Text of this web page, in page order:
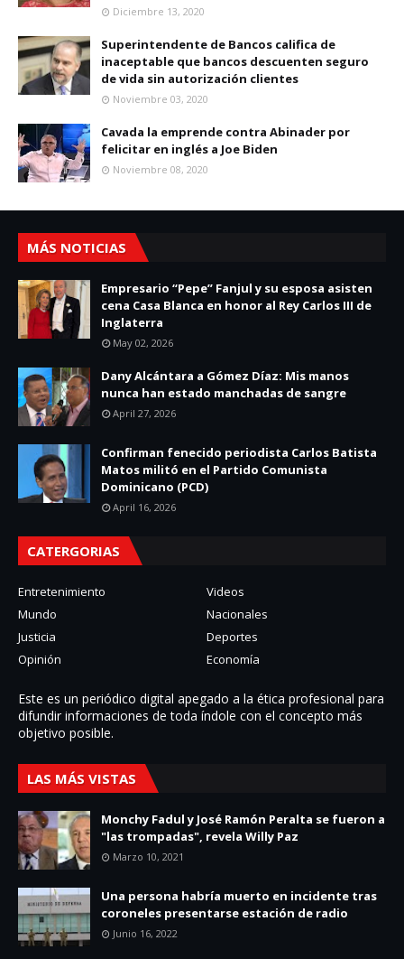
Diciembre 13, 2020
Superintendente de Bancos califica de
inaceptable que bancos descuenten seguro
de vida sin autorización clientes
Noviembre 03, 2020
Cavada la emprende contra Abinader por
felicitar en inglés a Joe Biden
Noviembre 08, 2020
MÁS NOTICIAS
Empresario “Pepe” Fanjul y su esposa asisten
cena Casa Blanca en honor al Rey Carlos III de
Inglaterra
May 02, 2026
Dany Alcántara a Gómez Díaz: Mis manos
nunca han estado manchadas de sangre
April 27, 2026
Confirman fenecido periodista Carlos Batista
Matos militó en el Partido Comunista
Dominicano (PCD)
April 16, 2026
CATERGORIAS
Entretenimiento
Videos
Mundo
Nacionales
Justicia
Deportes
Opinión
Economía
Este es un periódico digital apegado a la ética profesional para
difundir informaciones de toda í­ndole con el concepto más
objetivo posible.
LAS MÁS VISTAS
Monchy Fadul y José Ramón Peralta se fueron a
"las trompadas", revela Willy Paz
Marzo 10, 2021
Una persona habría muerto en incidente tras
coroneles presentarse estación de radio
Junio 16, 2022